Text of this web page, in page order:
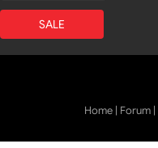
SALE
Home | Forum |